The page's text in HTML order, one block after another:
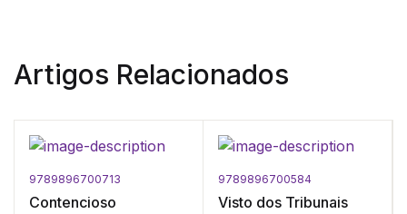
Artigos Relacionados
9789896700713
Contencioso
9789896700584
Visto dos Tribunais